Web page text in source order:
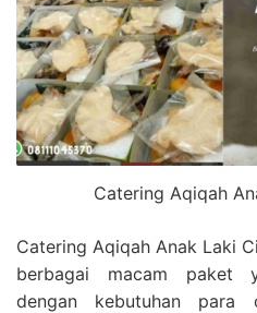
Catering Aqiqah
Catering Aqiqah Anak Laki
berbagai macam paket
dengan kebutuhan